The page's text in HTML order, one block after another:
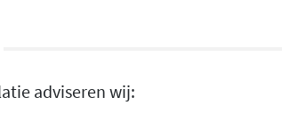
adviseren wij: